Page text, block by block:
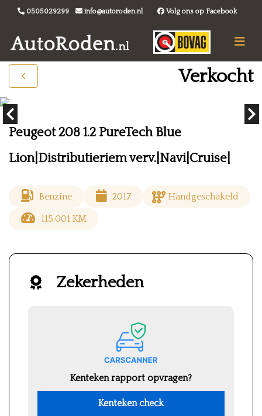
0505029299 info@autoroden.nl Volg ons op Facebook
Verkocht
Peugeot 208 1.2 PureTech Blue
Lion|Distributieriem verv.|Navi|Cruise|
Benzine 2017 Handgeschakeld
115.001 KM
Zekerheden
Kenteken rapport opvragen?
Kenteken check